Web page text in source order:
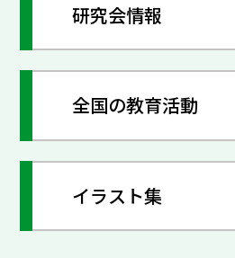
研究会情報
全国の教育活動
イラスト集